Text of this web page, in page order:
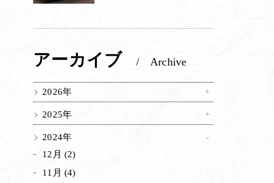
アーカイブ Archive
2026年
2025年
2024年
12月 (2)
11月 (4)